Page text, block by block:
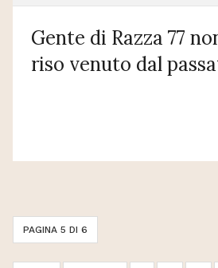
Gente di Razza 77
riso venuto dal
PAGINA 5 DI 6